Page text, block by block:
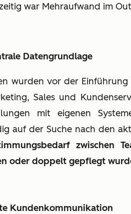
war Mehraufwand im
Datengrundlage
wurden vor der
Sales und
mit eigenen
auf der Suche nach den
zwischen
oder doppelt gepflegt
Kundenkommunikation